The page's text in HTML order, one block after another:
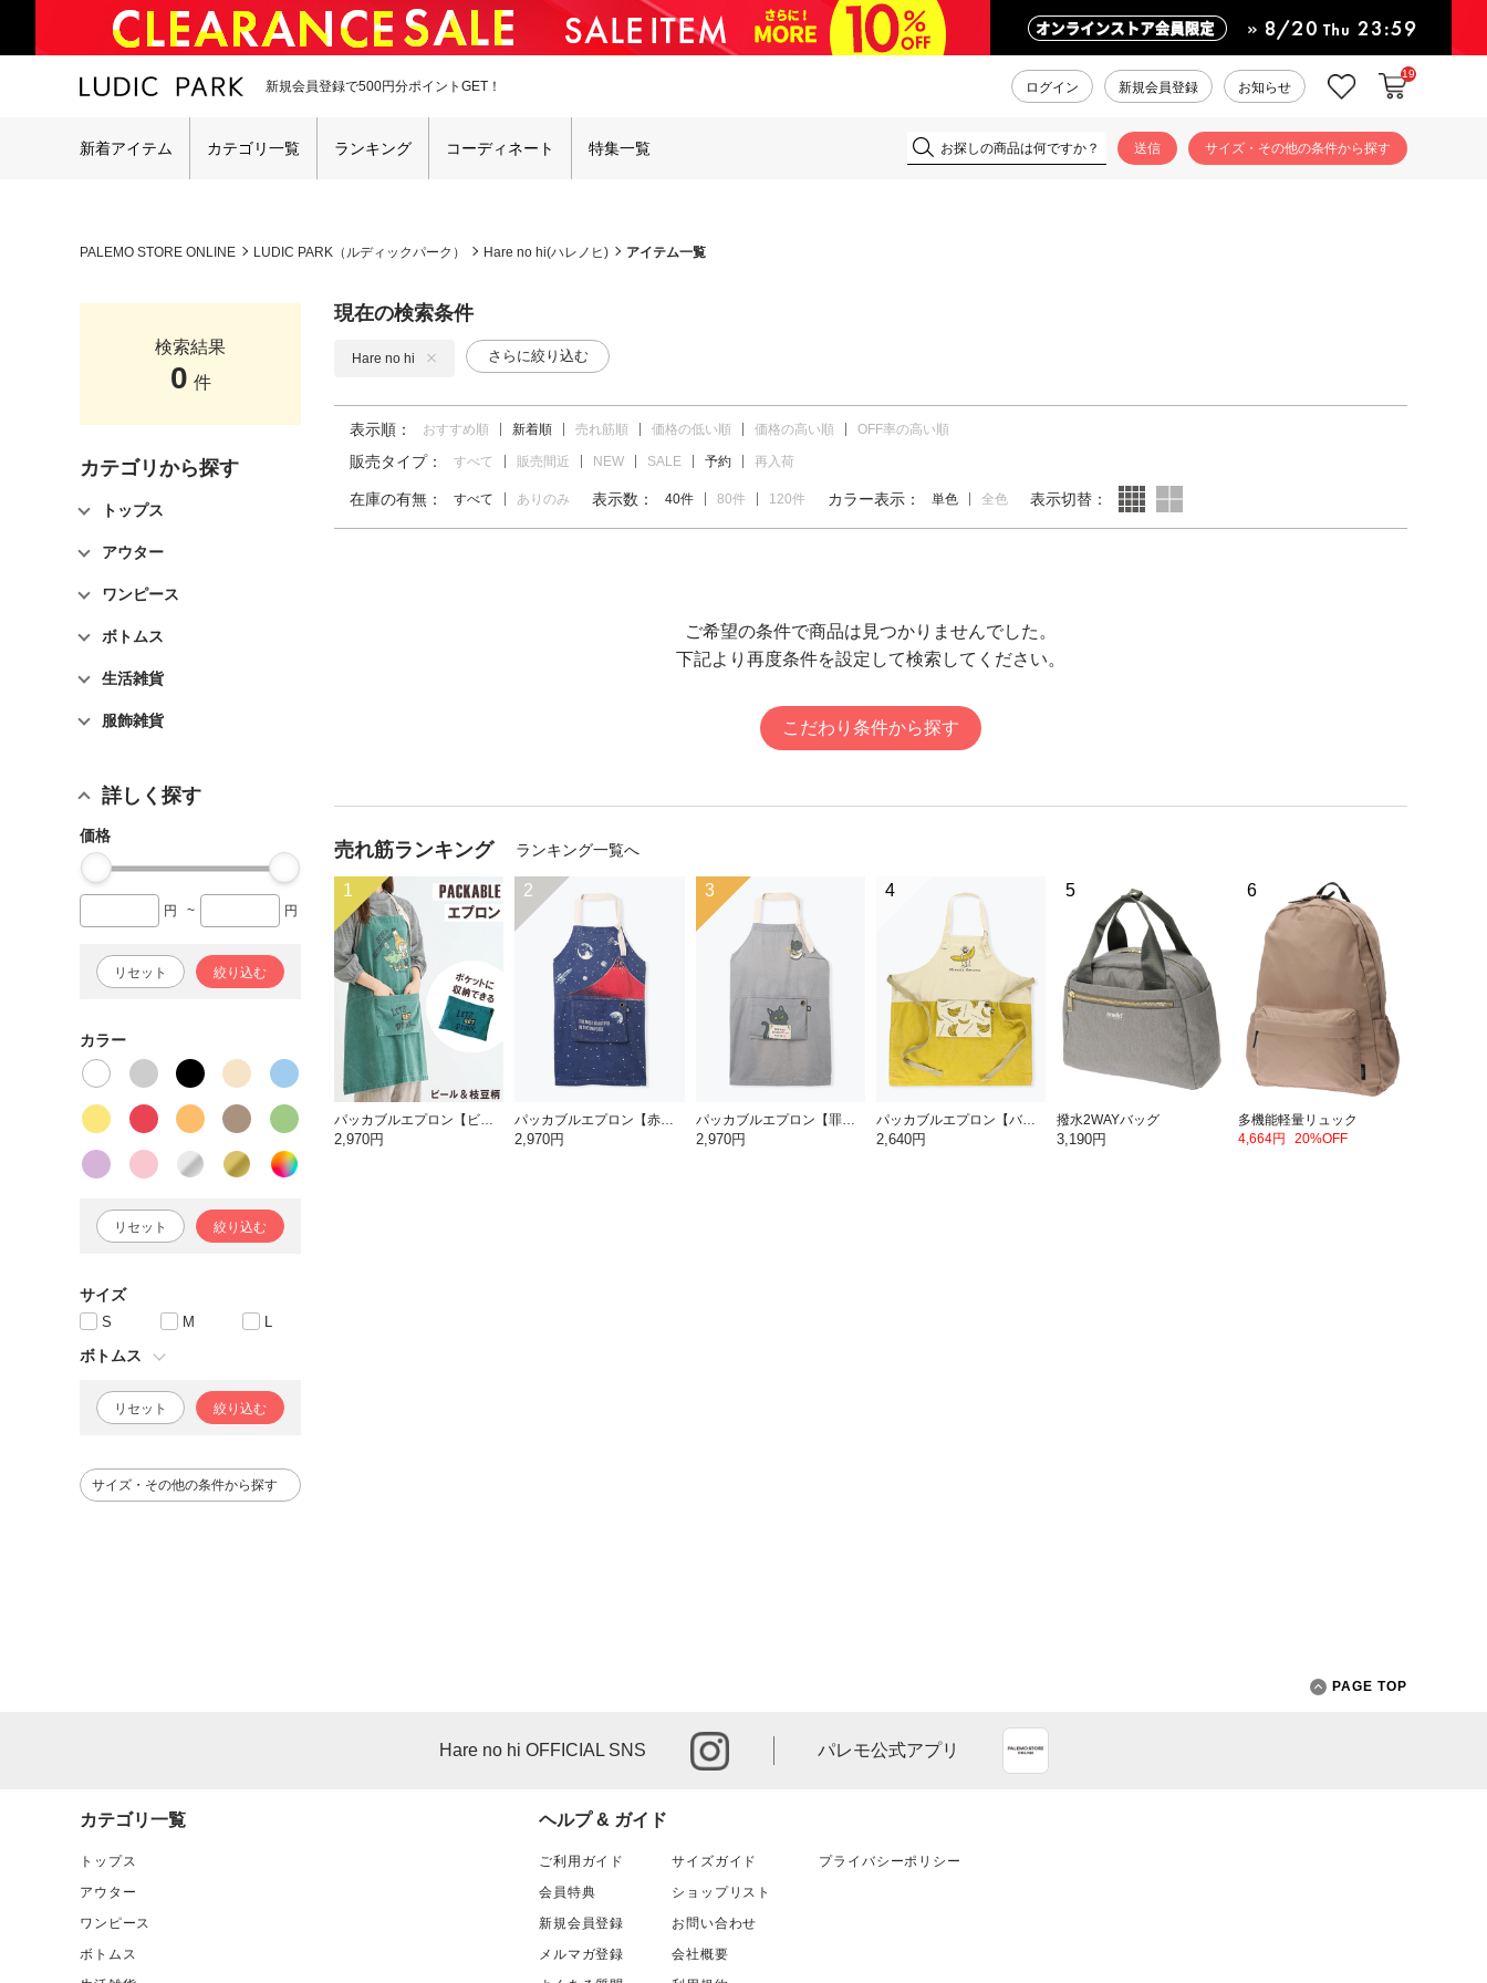
新規会員登録で500円分ポイントGET！ ログイン 新規会員登録 お知らせ お気に入りカートに入
19
新着アイテム カテゴリ一覧 ランキング コーディネート 特集一覧 サイズ・その他の条件から探す
PALEMO STORE ONLINE LUDIC PARK（ルディックパーク） Hare no hi(ハレノヒ) アイテム一覧
検索結果
0 件
カテゴリから探す
トップス
アウター
ワンピース
ボトムス
生活雑貨
服飾雑貨
詳しく探す
価格
円 ~ 円
リセット 絞り込む
カラー
リセット 絞り込む
サイズ
S M L
ボトムス
リセット 絞り込む
サイズ・その他の条件から探す
現在の検索条件
Hare no hi さらに絞り込む
表示順： おすすめ順 新着順 売れ筋順 価格の低い順 価格の高い順 OFF率の高い順
販売タイプ： すべて 販売間近 NEW SALE 予約 再入荷
在庫の有無： すべて ありのみ 表示数： 40件 80件 120件 カラー表示： 単色 全色 表示切替：
ご希望の条件で商品は見つかりませんでした。
下記より再度条件を設定して検索してください。
こだわり条件から探す
売れ筋ランキング ランキング一覧へ
1
パッカブルエプロン【ビール＆枝豆】
2,970円
2
パッカブルエプロン【赤富士】
2,970円
3
パッカブルエプロン【罪深ネコ】
2,970円
4
パッカブルエプロン【バナナ】
2,640円
5
撥水2WAYバッグ
3,190円
6
多機能軽量リュック
4,664円
20%OFF
PAGE TOP
Hare no hi OFFICIAL SNS
instagram
パレモ公式アプリ
カテゴリ一覧
トップス
アウター
ワンピース
ボトムス
ヘルプ & ガイド
ご利用ガイド
会員特典
新規会員登録
メルマガ登録
サイズガイド
ショップリスト
お問い合わせ
会社概要
プライバシーポリシー